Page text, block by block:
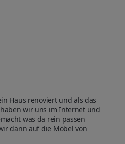
Haus renoviert und als das
wir uns im Internet und
was da rein passen
dann auf die Möbel von